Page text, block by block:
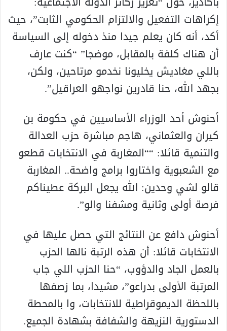
إكراهات التفعيل والالتزام الحكومي الثابت”، حيث
أكد، أنه كان يعلم جيدا منذ دخوله إلى السياسة
أن هناك كلفة بالمقابل، موضجا” “كنت عارف
باللي مغاديش يخليونا نخدمو مرتاحين، ولكن،
بجهد الله، حنا قادرين نواجهو العراقيل”.
أحنوش أحد الوزراء الأساسيين في حكومة بن
كيران والعثماني، هاجم مباشرة حزب العدالة
والتنمية قائلا: ““المغاربة في الانتخابات قطعو
مع الشعبوية واختاروا برامج واضحة.. المغاربة
قالو لشي وحدين: الله يجعل البركة عطيناكم
فرصة أولى وثانية ومشفنا والو”.
أحنوش دافع عن النتائج التي حصل عليها في
الانتخابات قائلا: أن هذه الرتبة نالها الحزب
بالعمل الجاد والدؤوب، “حنا الحزب اللي جاب
المرتبة الأولى بدراعو”، مشيدا، بما زصفها
باللحظة الديموقراطية للانتخابات، وا بالمحطة
الدستورية النزيهة والشفافة بشهادة الجميع.